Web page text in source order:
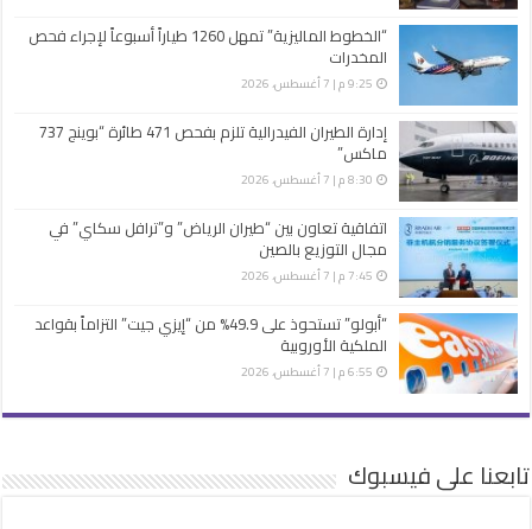
“الخطوط الماليزية” تمهل 1260 طياراً أسبوعاً لإجراء فحص
المخدرات
9:25 م | 7 أغسطس، 2026
إدارة الطيران الفيدرالية تلزم بفحص 471 طائرة “بوينج 737
ماكس”
8:30 م | 7 أغسطس، 2026
اتفاقية تعاون بين “طيران الرياض” و”ترافل سكاي” في
مجال التوزيع بالصين
7:45 م | 7 أغسطس، 2026
“أبولو” تستحوذ على 49.9% من “إيزي جيت” التزاماً بقواعد
الملكية الأوروبية
6:55 م | 7 أغسطس، 2026
تابعنا على فيسبوك